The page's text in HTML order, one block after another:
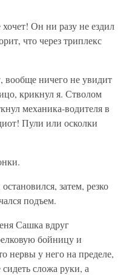
Он ни разу не ездил
что через триплекс
ничего не увидит
крикнул я. Стволом
механика-водителя в
Пули или осколки
затем, резко
подъем.
Сашка вдруг
бойницу и
нервы у него на пределе,
сидеть сложа руки, а